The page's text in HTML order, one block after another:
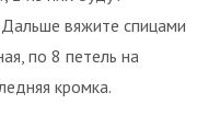
вяжите спицами
по 8 петель на
кромка.